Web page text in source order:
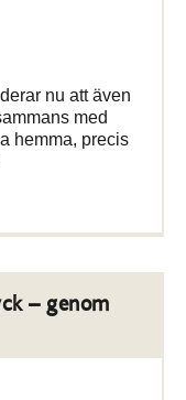
nu att även
med
hemma, precis
– genom